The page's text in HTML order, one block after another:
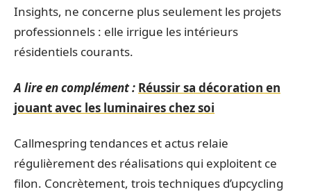
Insights, ne concerne plus seulement les projets
professionnels : elle irrigue les intérieurs
résidentiels courants.
A lire en complément : Réussir sa décoration en
jouant avec les luminaires chez soi
Callmespring tendances et actus relaie
régulièrement des réalisations qui exploitent ce
filon. Concrètement, trois techniques d’upcycling